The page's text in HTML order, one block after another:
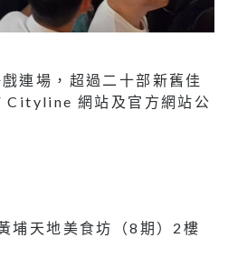
連場，超過二十部新舊佳
Cityline 網站及官方網站公
埔天地美食坊（8期）2樓